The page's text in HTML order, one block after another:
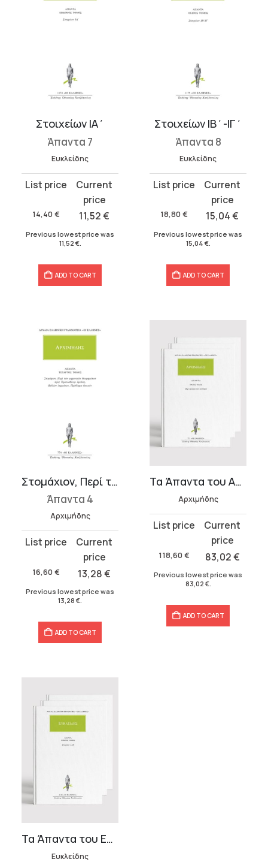
Στοιχείων ΙΑ΄
Άπαντα 7
Ευκλείδης
14,40 €
Original
was:
14,40 €.
11,52€
Current
11,52 €.
Previous lowest price was
11,52 €.
ADD TO CART
Στοιχείων ΙΒ΄-ΙΓ΄
Άπαντα 8
Ευκλείδης
18,80 €
Original
was:
18,80 €.
15,04€
Current
15,04 €.
Previous lowest price was
15,04 €.
ADD TO CART
Στομάχιον, Περί των μηχανικών θεωρημάτων προς Ερατοσθένην έφοδος
Άπαντα 4
Αρχιμήδης
16,60 €
Original
was:
16,60 €.
13,28€
Current
13,28 €.
Previous lowest price was
13,28 €.
ADD TO CART
Τα Άπαντα του Αρχιμήδη (6 τόμοι)
Αρχιμήδης
118,60 €
Original
was:
118,60 €.
83,02€
Current
is:
83,02 €.
Previous lowest price was
83,02 €.
ADD TO CART
Τα Άπαντα του Ευκλείδη
Ευκλείδης